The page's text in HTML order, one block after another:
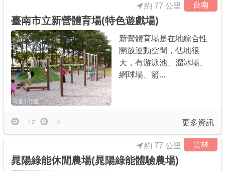
台南
臺南市立新營體育場(特色遊戲場)
約 77 公里
新營體育場是在地綜合性
開放運動空間，佔地很
大，有游泳池、溜冰場、
網球場、籃...
更多資訊
12 0
雲林
晁陽綠能休閒農場(晁陽綠能體驗農場)
約 77 公里